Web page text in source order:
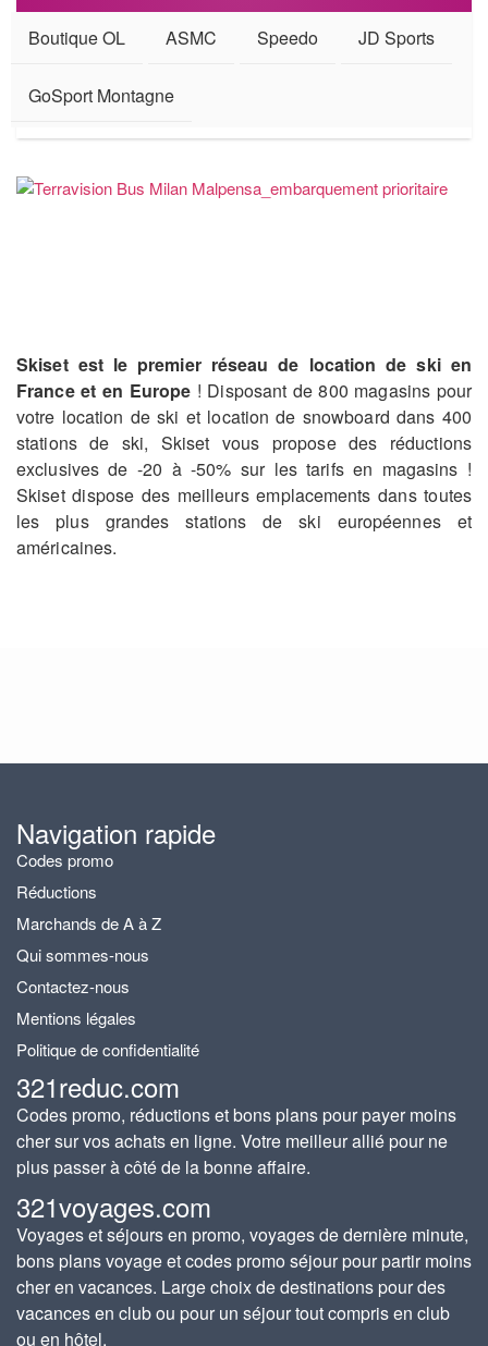
Boutique OL ASMC Speedo JD Sports
GoSport Montagne
Skiset est le premier réseau de location de ski en
France et en Europe ! Disposant de 800 magasins pour
votre location de ski et location de snowboard dans 400
stations de ski, Skiset vous propose des réductions
exclusives de -20 à -50% sur les tarifs en magasins !
Skiset dispose des meilleurs emplacements dans toutes
les plus grandes stations de ski européennes et
américaines.
Navigation rapide
Codes promo
Réductions
Marchands de A à Z
Qui sommes-nous
Contactez-nous
Mentions légales
Politique de confidentialité
321reduc.com
Codes promo, réductions et bons plans pour payer moins
cher sur vos achats en ligne. Votre meilleur allié pour ne
plus passer à côté de la bonne affaire.
321voyages.com
Voyages et séjours en promo, voyages de dernière minute,
bons plans voyage et codes promo séjour pour partir moins
cher en vacances. Large choix de destinations pour des
vacances en club ou pour un séjour tout compris en club
ou en hôtel.